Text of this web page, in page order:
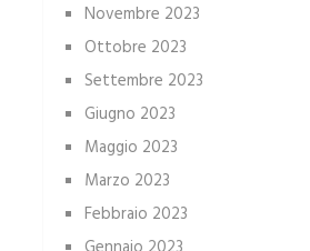
Novembre 2023
Ottobre 2023
Settembre 2023
Giugno 2023
Maggio 2023
Marzo 2023
Febbraio 2023